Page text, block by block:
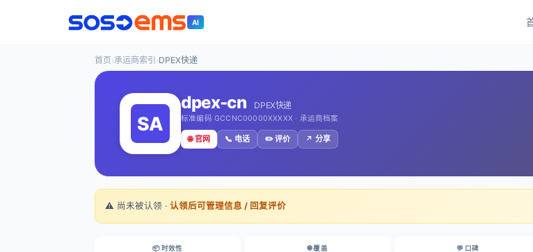
AI
首页›承运商索引 ›DPEX快递
dpex-cn DPEX快递
标准编码 GCCNC00000XXXXX · 承运商档案
🌐 官网 📞 电话 ✏️ 评价 ↗️ 分享
⚠️ 尚未被认领 · 认领后可管理信息 / 回复评价
📦 时效性 🌐 覆盖 💬 口碑